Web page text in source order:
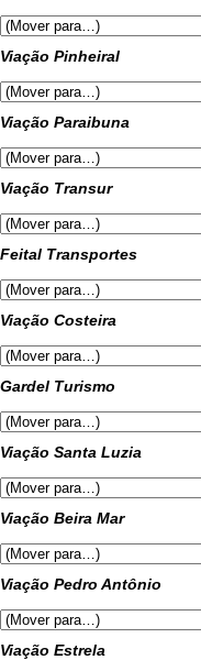
Viação Pinheiral
Viação Paraibuna
Viação Transur
Feital Transportes
Viação Costeira
Gardel Turismo
Viação Santa Luzia
Viação Beira Mar
Viação Pedro Antônio
Viação Estrela